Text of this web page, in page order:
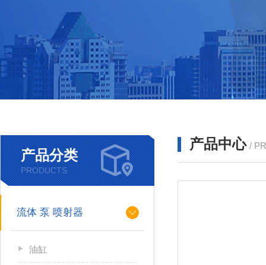
产品分类
PRODUCTS
流体 泵 喷射器
油缸
产品中心 /